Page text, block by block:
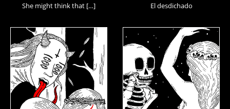
She might think that […] El desdichado